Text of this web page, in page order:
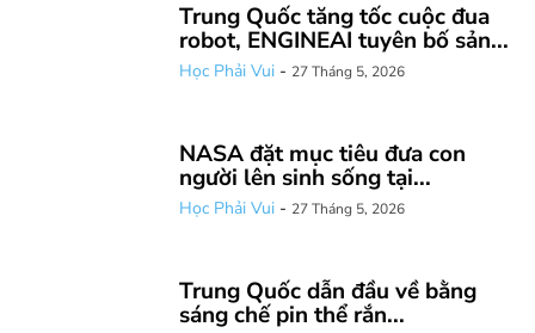
Trung Quốc tăng tốc cuộc đua
robot, ENGINEAI tuyên bố sản...
Học Phải Vui - 27 Tháng 5, 2026
NASA đặt mục tiêu đưa con
người lên sinh sống tại...
Học Phải Vui - 27 Tháng 5, 2026
Trung Quốc dẫn đầu về bằng
sáng chế pin thể rắn...